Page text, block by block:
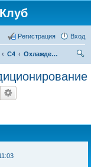
Вход
Регистрация
C4
Охлаждение, отопление и кондиционирование
ск